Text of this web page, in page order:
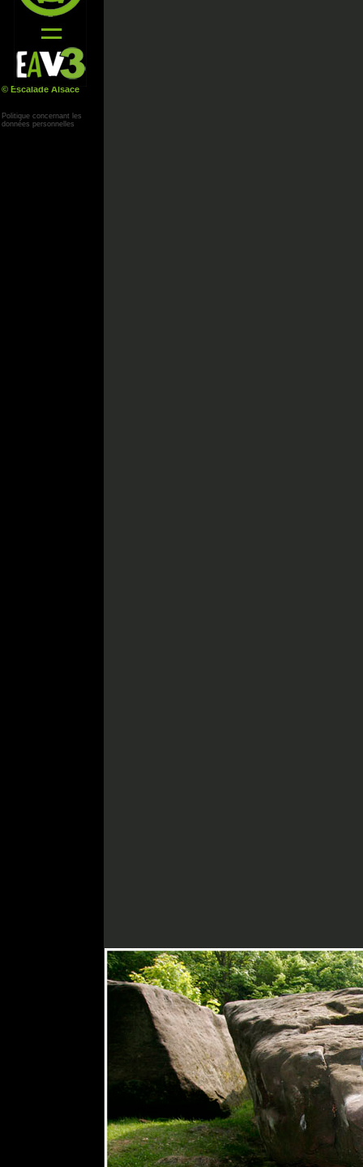
© Escalade Alsace
Politique concernant les
données personnelles